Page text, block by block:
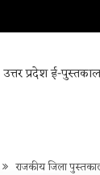
उत्तर प्रदेश ई-
राजकीय जिला